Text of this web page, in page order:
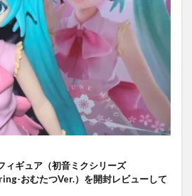
ィギュア（初音ミクシリーズ
おむたつVer.）を開封レビューして